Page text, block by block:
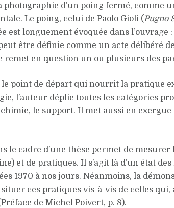
photographie d’un poing fermé, comme
Le poing, celui de Paolo Gioli ( Pugno
est longuement évoquée dans
être définie comme un acte délibéré
en question un ou plusieurs des
point de départ qui nourrit la pratique
l’auteur déplie toutes les catégories
le support. Il met aussi en
le cadre d’une thèse permet de
et de pratiques. Il s’agit là d’un état
1970 à nos jours. Néanmoins, la
ces pratiques vis-à-vis de celles
de Michel Poivert, p. 8).